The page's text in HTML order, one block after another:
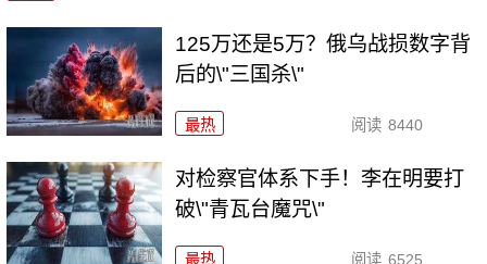
125万还是5万？俄乌战损数字背
后的\"三国杀\"
最热 阅读 8440
对检察官体系下手！李在明要打
破\"青瓦台魔咒\"
最热 阅读 6525